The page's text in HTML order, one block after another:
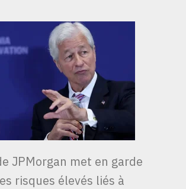
JPMorgan met en garde
risques élevés liés à